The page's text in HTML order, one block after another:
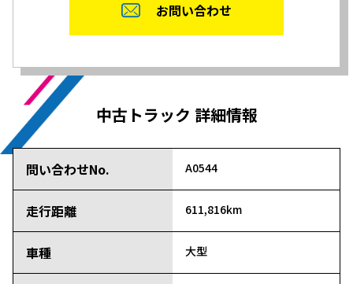
お問い合わせ
中古トラック 詳細情報
問い合わせNo. A0544
走行距離 611,816km
車種 大型